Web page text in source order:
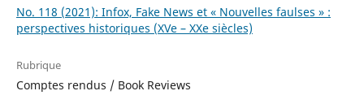
No. 118 (2021): Infox, Fake News et « Nouvelles faulses » :
perspectives historiques (XVe – XXe siècles)
Rubrique
Comptes rendus / Book Reviews